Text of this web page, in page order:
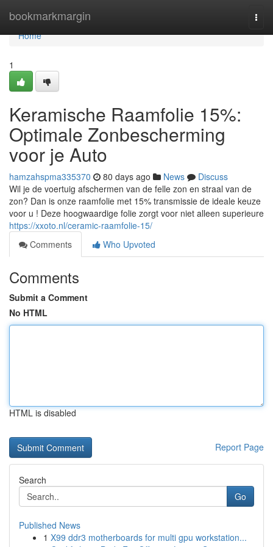
bookmarkmargin
Home
Home
1
Keramische Raamfolie 15%:
Optimale Zonbescherming
voor je Auto
hamzahspma335370 80 days ago News
Discuss
Wil je de voertuig afschermen van de felle zon en straal van de
zon? Dan is onze raamfolie met 15% transmissie de ideale keuze
voor u ! Deze hoogwaardige folie zorgt voor niet alleen superieure
https://xxoto.nl/ceramic-raamfolie-15/
Comments
Who Upvoted
Comments
Submit a Comment
No HTML
HTML is disabled
Report Page
Search
Go
Published News
1 X99 ddr3 motherboards for multi gpu workstation...